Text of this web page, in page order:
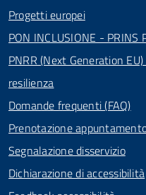
Progetti europei
PON INCLUSIONE -
PNRR (Next Generation
resilienza
Domande frequenti (FAQ)
Prenotazione
Segnalazione disservizio
Dichiarazione di accessibilità